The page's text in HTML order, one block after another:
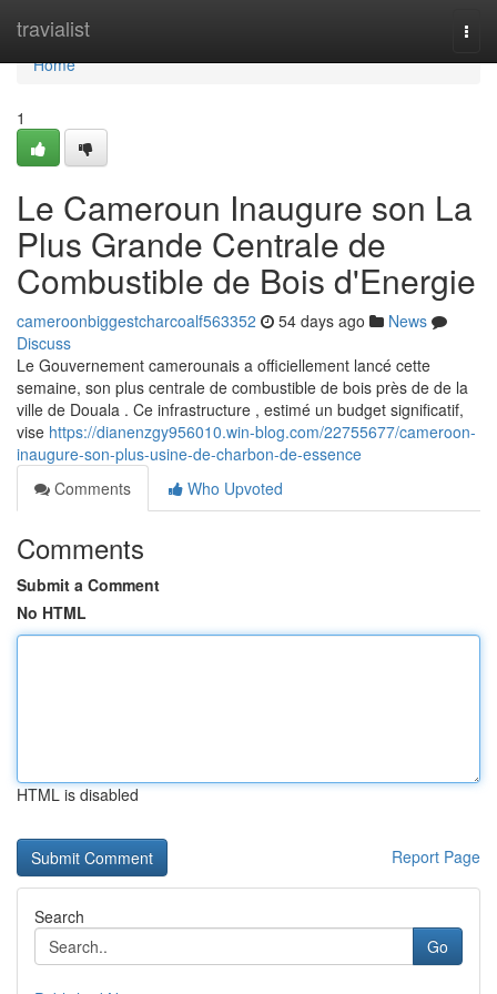
travialist
Home
Home
1
Le Cameroun Inaugure son La
Plus Grande Centrale de
Combustible de Bois d'Energie
cameroonbiggestcharcoalf563352 54 days ago
News
Discuss
Le Gouvernement camerounais a officiellement lancé cette
semaine, son plus centrale de combustible de bois près de de la
ville de Douala . Ce infrastructure , estimé un budget significatif,
vise https://dianenzgy956010.win-blog.com/22755677/cameroon-
inaugure-son-plus-usine-de-charbon-de-essence
Comments
Who Upvoted
Comments
Submit a Comment
No HTML
HTML is disabled
Report Page
Search
Go